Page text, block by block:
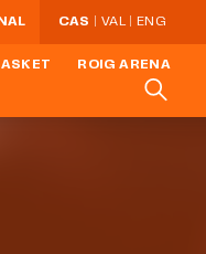
CAS VAL ENG
ROIG ARENA